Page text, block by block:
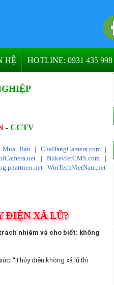
HỆ HOTLINE: 0931 435 998
- CCTV
Mua Bán | CuaHangCamera.com|
|NukevietCMS.com |
|WinTechVietNam.net
ĐIỆN XẢ LŨ?
nhiệm và cho biết: không
“Thủy điện không xả lũ thì